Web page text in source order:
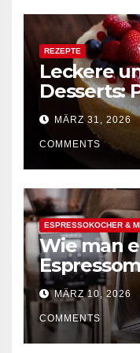
REZEPTE
Leckere
Desserts:
mühelos
MÄRZ 31, 2026
COMMENTS
ESPRESSOKOCHER &
Wie man
MÄRZ 10, 2026
COMMENTS